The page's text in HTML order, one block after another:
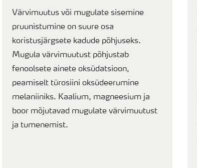
Värvimuutus või mugulate sisemine
pruunistumine on suure osa
koristusjärgsete kadude põhjuseks.
Mugula värvimuutust põhjustab
fenoolsete ainete oksüdatsioon,
peamiselt türosiini oksüdeerumine
melaniiniks. Kaalium, magneesium ja
boor mõjutavad mugulate värvimuutust
ja tumenemist.